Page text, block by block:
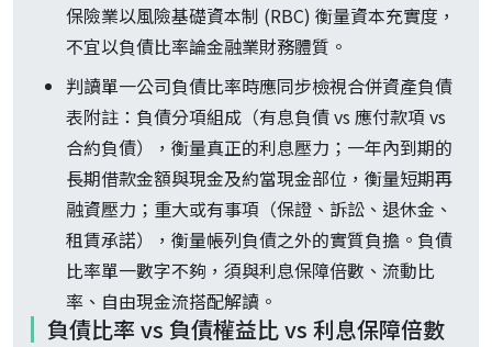
保險業以風險基礎資本制 (RBC) 衡量資本充實度，
不宜以負債比率論金融業財務體質。
判讀單一公司負債比率時應同步檢視合併資產負債
表附註：負債分項組成（有息負債 vs 應付款項 vs
合約負債），衡量真正的利息壓力；一年內到期的
長期借款金額與現金及約當現金部位，衡量短期再
融資壓力；重大或有事項（保證、訴訟、退休金、
租賃承諾），衡量帳列負債之外的實質負擔。負債
比率單一數字不夠，須與利息保障倍數、流動比
率、自由現金流搭配解讀。
負債比率 vs 負債權益比 vs 利息保障倍數